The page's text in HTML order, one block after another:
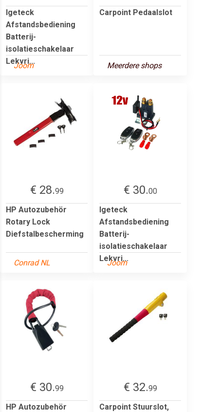
Igeteck
Afstandsbediening
Batterij-
isolatieschakelaar
Lekvri...
Joom
Carpoint Pedaalslot
Meerdere shops
€ 28.99
HP Autozubehör
Rotary Lock
Diefstalbescherming
Conrad NL
€ 30.00
Igeteck
Afstandsbediening
Batterij-
isolatieschakelaar
Lekvri...
Joom
€ 30.99
HP Autozubehör
€ 32.99
Carpoint Stuurslot,